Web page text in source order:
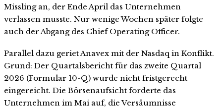
Missling an, der Ende April das Unternehmen
verlassen musste. Nur wenige Wochen später folgte
auch der Abgang des Chief Operating Officer.
Parallel dazu geriet Anavex mit der Nasdaq in Konflikt.
Grund: Der Quartalsbericht für das zweite Quartal
2026 (Formular 10-Q) wurde nicht fristgerecht
eingereicht. Die Börsenaufsicht forderte das
Unternehmen im Mai auf, die Versäumnisse